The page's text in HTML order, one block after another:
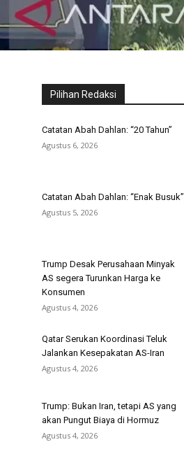
Pilihan Redaksi
Catatan Abah Dahlan: “20 Tahun”
Agustus 6, 2026
Catatan Abah Dahlan: “Enak Busuk”
Agustus 5, 2026
Trump Desak Perusahaan Minyak
AS segera Turunkan Harga ke
Konsumen
Agustus 4, 2026
Qatar Serukan Koordinasi Teluk
Jalankan Kesepakatan AS-Iran
Agustus 4, 2026
Trump: Bukan Iran, tetapi AS yang
akan Pungut Biaya di Hormuz
Agustus 4, 2026